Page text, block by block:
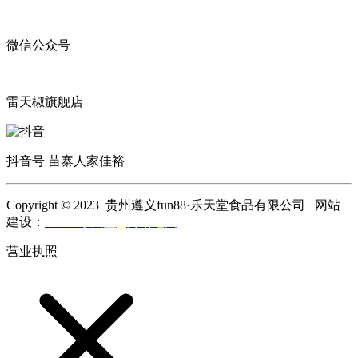
微信公众号
雷天椒旗舰店
抖音号 苗寨人家佳裕
Copyright © 2023 贵州遵义fun88·乐天堂食品有限公司 网站
建设：
营业执照